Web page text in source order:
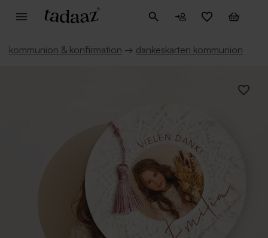
kommunion & konfirmation → dankeskarten kommunion